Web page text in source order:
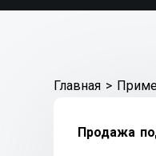
Главная >
Продажа